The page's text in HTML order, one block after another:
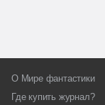
О Мире фантастики
Где купить журнал?